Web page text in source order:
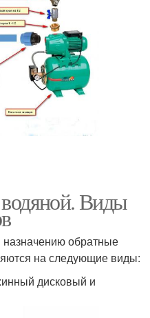
Виды
назначению обратные
на следующие виды:
дисковый и